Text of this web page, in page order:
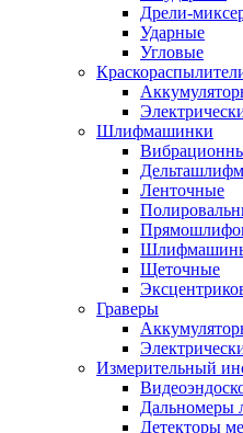
Дрели-
Ударные
Угловые
Шлифмашинки
Ленточные
Щеточные
Граверы
Измерительный
Дальномеры
Детекторы